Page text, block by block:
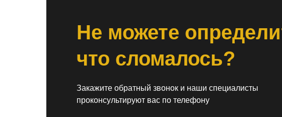
Не можете
что сломалось?
Закажите обратный звонок и наши специалисты
проконсультируют вас по телефону